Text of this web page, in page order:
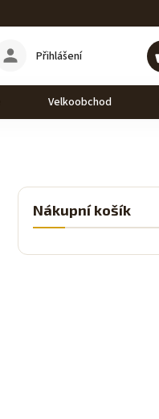
Přihlášení
Velkoobchod
Nákupní košík